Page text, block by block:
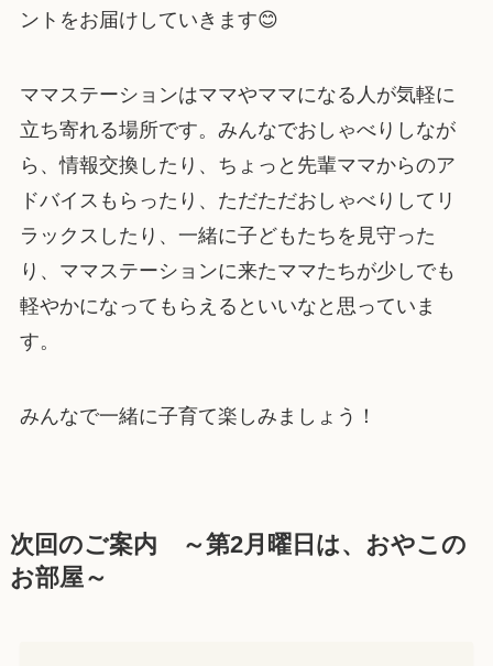
ントをお届けしていきます😊
ママステーションはママやママになる人が気軽に
立ち寄れる場所です。みんなでおしゃべりしなが
ら、情報交換したり、ちょっと先輩ママからのア
ドバイスもらったり、ただただおしゃべりしてリ
ラックスしたり、一緒に子どもたちを見守った
り、ママステーションに来たママたちが少しでも
軽やかになってもらえるといいなと思っていま
す。
みんなで一緒に子育て楽しみましょう！
次回のご案内 ～第2月曜日は、おやこの
お部屋～